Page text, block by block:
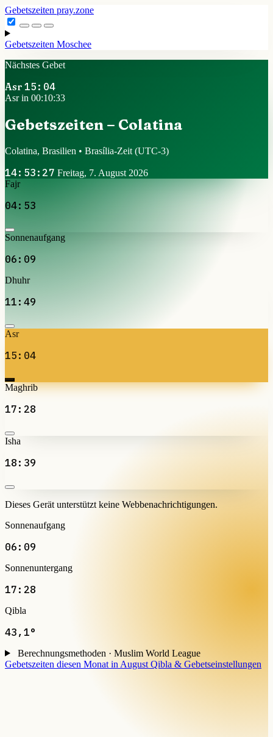
Gebetszeiten pray.zone
Gebetszeiten Moschee
Nächstes Gebet
Asr 15:04
Asr in 00:10:32
Gebetszeiten – Colatina
Colatina, Brasilien • Brasília-Zeit (UTC-3)
14:53:28 Freitag, 7. August 2026
Fajr
04:53
Sonnenaufgang
06:09
Dhuhr
11:49
Asr
15:04
Maghrib
17:28
Isha
18:39
Dieses Gerät unterstützt keine Webbenachrichtigungen.
Sonnenaufgang
06:09
Sonnenuntergang
17:28
Qibla
43,1°
Berechnungsmethoden · Muslim World League
Gebetszeiten diesen Monat in August Qibla & Gebetseinstellungen